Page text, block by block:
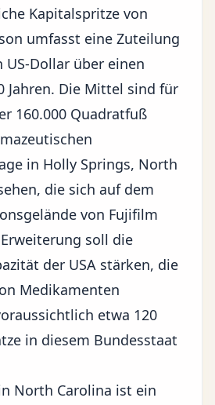
Kapitalspritze von
umfasst eine Zuteilung
Dollar über einen
Jahren. Die Mittel sind für
160.000 Quadratfuß
in Holly Springs, North
die sich auf dem
von Fujifilm
soll die
der USA stärken, die
Medikamenten
etwa 120
in diesem Bundesstaat
North Carolina ist ein